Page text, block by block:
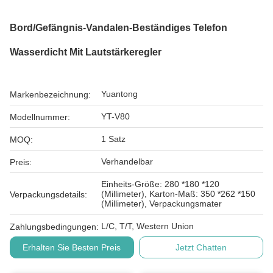
Bord/Gefängnis-Vandalen-Beständiges Telefon
Wasserdicht Mit Lautstärkeregler
Markenbezeichnung: Yuantong
Modellnummer: YT-V80
MOQ: 1 Satz
Preis: Verhandelbar
Verpackungsdetails:
Einheits-Größe: 280 *180 *120
(Millimeter), Karton-Maß: 350 *262 *150
(Millimeter), Verpackungsmater
Zahlungsbedingungen: L/C, T/T, Western Union
Erhalten Sie Besten Preis Jetzt Chatten